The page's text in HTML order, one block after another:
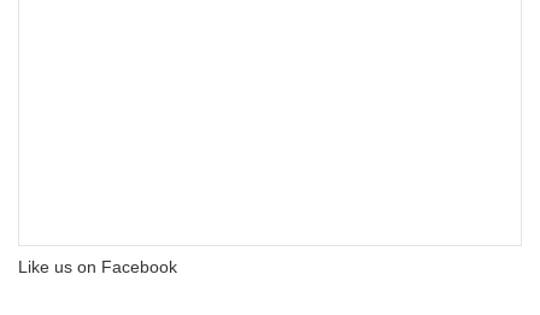
Like us on Facebook